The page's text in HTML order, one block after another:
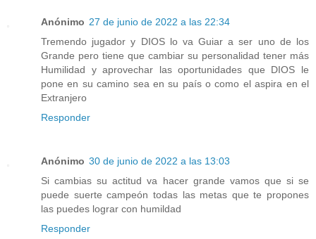
Anónimo 27 de junio de 2022 a las 22:34
Tremendo jugador y DIOS lo va Guiar a ser uno de los
Grande pero tiene que cambiar su personalidad tener más
Humilidad y aprovechar las oportunidades que DIOS le
pone en su camino sea en su país o como el aspira en el
Extranjero
Responder
Anónimo 30 de junio de 2022 a las 13:03
Si cambias su actitud va hacer grande vamos que si se
puede suerte campeón todas las metas que te propones
las puedes lograr con humildad
Responder